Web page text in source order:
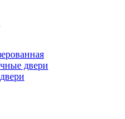
двери